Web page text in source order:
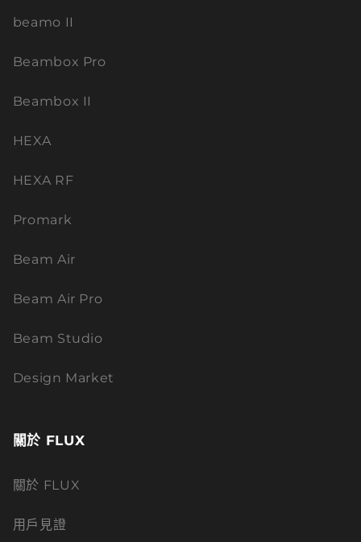
beamo II
Beambox Pro
Beambox II
HEXA
HEXA RF
Promark
Beam Air
Beam Air Pro
Beam Studio
Design Market
關於 FLUX
關於 FLUX
用戶見證